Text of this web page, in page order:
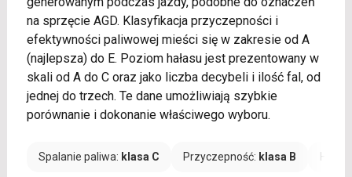
na sprzęcie AGD. Klasyfikacja przyczepności i
efektywności paliwowej mieści się w zakresie od A
(najlepsza) do E. Poziom hałasu jest prezentowany w
skali od A do C oraz jako liczba decybeli i ilość fal, od
jednej do trzech. Te dane umożliwiają szybkie
porównanie i dokonanie właściwego wyboru.
Spalanie paliwa: klasa C Przyczepność: klasa B